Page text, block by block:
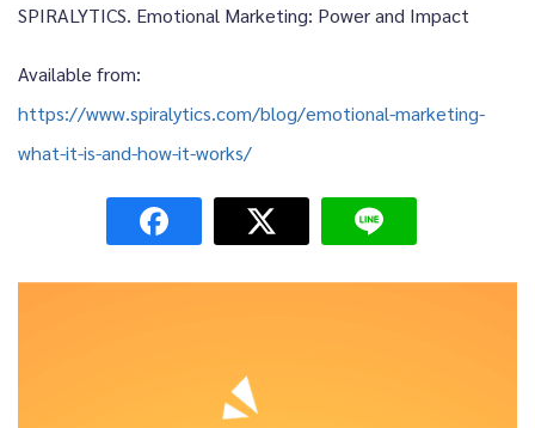
SPIRALYTICS. Emotional Marketing: Power and Impact
Available from:
https://www.spiralytics.com/blog/emotional-marketing-
what-it-is-and-how-it-works/